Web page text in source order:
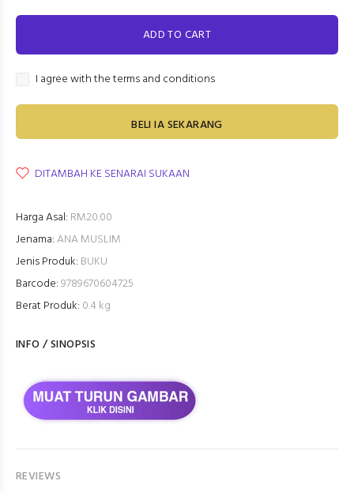
ADD TO CART
I agree with the terms and conditions
BELI IA SEKARANG
DITAMBAH KE SENARAI SUKAAN
Harga Asal: RM20.00
Jenama:ANA MUSLIM
Jenis Produk: BUKU
Barcode:9789670604725
Berat Produk: 0.4 kg
INFO / SINOPSIS
REVIEWS